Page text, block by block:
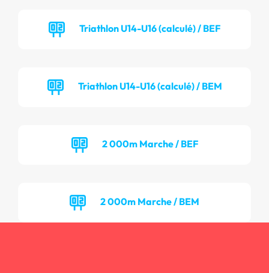
Triathlon U14-U16 (calculé) / BEF
Triathlon U14-U16 (calculé) / BEM
2 000m Marche / BEF
2 000m Marche / BEM